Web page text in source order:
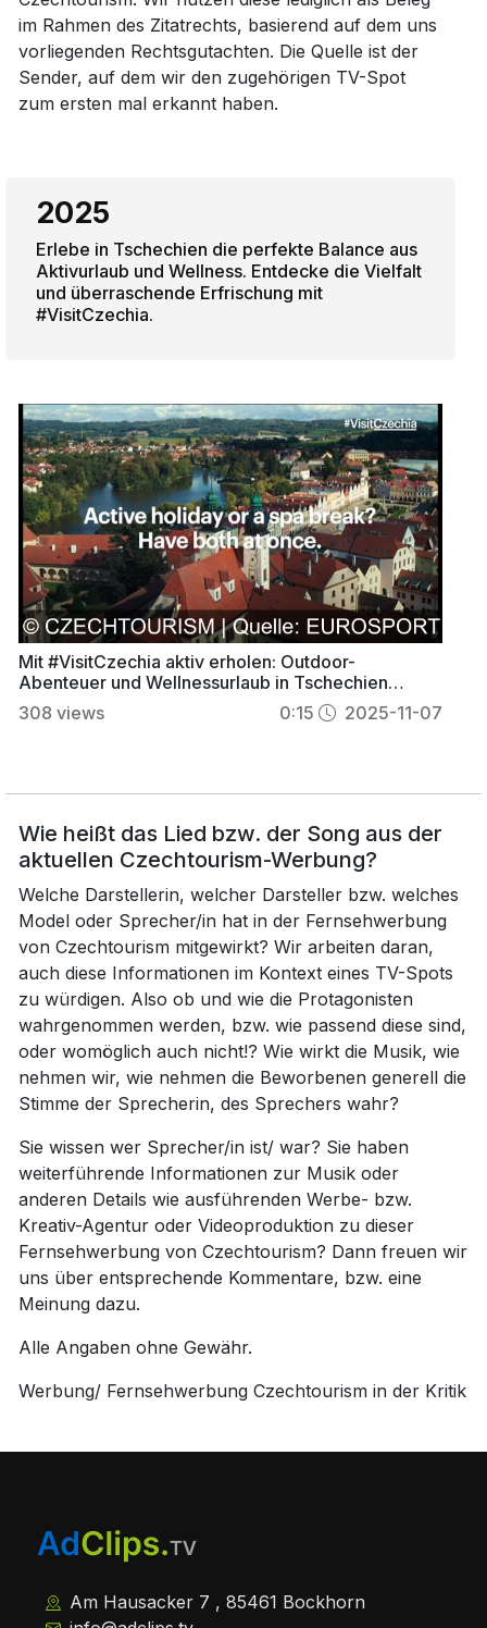
im Rahmen des Zitatrechts, basierend auf dem uns
vorliegenden Rechtsgutachten. Die Quelle ist der
Sender, auf dem wir den zugehörigen TV-Spot
zum ersten mal erkannt haben.
2025
Erlebe in Tschechien die perfekte Balance aus
Aktivurlaub und Wellness. Entdecke die Vielfalt
und überraschende Erfrischung mit
#VisitCzechia.
Mit #VisitCzechia aktiv erholen: Outdoor-
Abenteuer und Wellnessurlaub in Tschechien
erleben
308 views 0:15 2025-11-07
Wie heißt das Lied bzw. der Song aus der
aktuellen Czechtourism-Werbung?
Welche Darstellerin, welcher Darsteller bzw. welches
Model oder Sprecher/in hat in der Fernsehwerbung
von Czechtourism mitgewirkt? Wir arbeiten daran,
auch diese Informationen im Kontext eines TV-Spots
zu würdigen. Also ob und wie die Protagonisten
wahrgenommen werden, bzw. wie passend diese sind,
oder womöglich auch nicht!? Wie wirkt die Musik, wie
nehmen wir, wie nehmen die Beworbenen generell die
Stimme der Sprecherin, des Sprechers wahr?
Sie wissen wer Sprecher/in ist/ war? Sie haben
weiterführende Informationen zur Musik oder
anderen Details wie ausführenden Werbe- bzw.
Kreativ-Agentur oder Videoproduktion zu dieser
Fernsehwerbung von Czechtourism? Dann freuen wir
uns über entsprechende Kommentare, bzw. eine
Meinung dazu.
Alle Angaben ohne Gewähr.
Werbung/ Fernsehwerbung Czechtourism in der Kritik
Am Hausacker 7 , 85461 Bockhorn